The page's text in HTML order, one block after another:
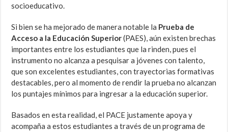
socioeducativo.
Si bien se ha mejorado de manera notable la Prueba de
Acceso a la Educación Superior(PAES), aún existen brechas
importantes entre los estudiantes que la rinden, pues el
instrumento no alcanza a pesquisar a jóvenes con talento,
que son excelentes estudiantes, con trayectorias formativas
destacables, pero al momento de rendir la prueba no alcanzan
los puntajes mínimos para ingresar a la educación superior.
Basados en esta realidad, el PACE justamente apoya y
acompaña a estos estudiantes a través de un programa de